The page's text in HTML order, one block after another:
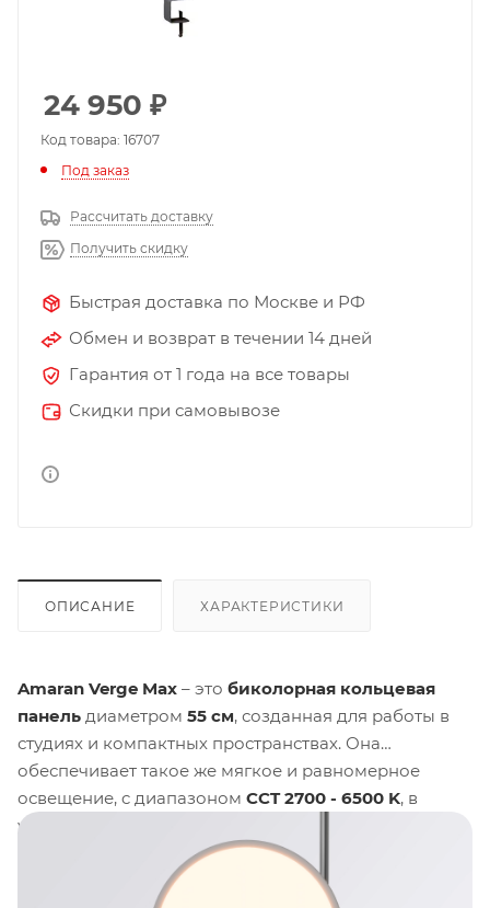
24 950 ₽
Код товара: 16707
Под заказ
Рассчитать доставку
Получить скидку
Быстрая доставка по Москве и РФ
Обмен и возврат в течении 14 дней
Гарантия от 1 года на все товары
Скидки при самовывозе
ОПИСАНИЕ ХАРАКТЕРИСТИКИ
Amaran Verge Max – это биколорная кольцевая
панель диаметром 55 см, созданная для работы в
студиях и компактных пространствах. Она
обеспечивает такое же мягкое и равномерное
освещение, c диапазоном CCT 2700 - 6500 K, в
ультратонком корпусе, экономящем место, с
гибкими вариантами управления и крепления.